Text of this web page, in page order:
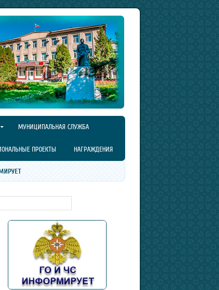
МУНИЦИПАЛЬНАЯ СЛУЖБА
ПРОЕКТЫ НАГРАЖДЕНИЯ